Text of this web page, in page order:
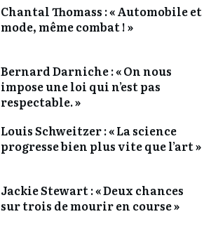
Chantal Thomass : « Automobile et
mode, même combat ! »
Bernard Darniche : « On nous
impose une loi qui n’est pas
respectable. »
Louis Schweitzer : « La science
progresse bien plus vite que l’art »
Jackie Stewart : « Deux chances
sur trois de mourir en course »